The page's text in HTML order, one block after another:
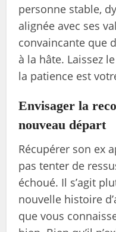
personne stable,
alignée avec ses
convaincante que
à la hâte. Laissez
la patience est
Envisager la
nouveau départ
Récupérer son ex
pas tenter de
échoué. Il s’agit
nouvelle histoire
que vous